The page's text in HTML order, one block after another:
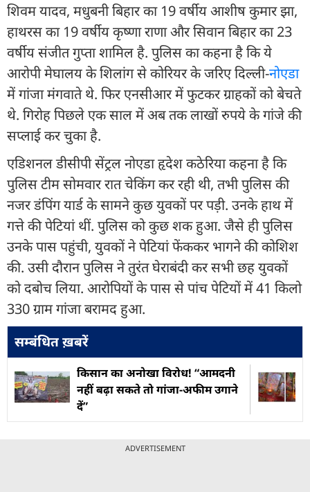
शिवम यादव, मधुबनी बिहार का 19 वर्षीय आशीष कुमार झा,
हाथरस का 19 वर्षीय कृष्णा राणा और सिवान बिहार का 23
वर्षीय संजीत गुप्ता शामिल है. पुलिस का कहना है कि ये
आरोपी मेघालय के शिलांग से कोरियर के जरिए दिल्ली-नोएडा
में गांजा मंगवाते थे. फिर एनसीआर में फुटकर ग्राहकों को बेचते
थे. गिरोह पिछले एक साल में अब तक लाखों रुपये के गांजे की
सप्लाई कर चुका है.
एडिशनल डीसीपी सेंट्रल नोएडा हृदेश कठेरिया कहना है कि
पुलिस टीम सोमवार रात चेकिंग कर रही थी, तभी पुलिस की
नजर डंपिंग यार्ड के सामने कुछ युवकों पर पड़ी. उनके हाथ में
गत्ते की पेटियां थीं. पुलिस को कुछ शक हुआ. जैसे ही पुलिस
उनके पास पहुंची, युवकों ने पेटियां फेंककर भागने की कोशिश
की. उसी दौरान पुलिस ने तुरंत घेराबंदी कर सभी छह युवकों
को दबोच लिया. आरोपियों के पास से पांच पेटियों में 41 किलो
330 ग्राम गांजा बरामद हुआ.
सम्बंधित ख़बरें
किसान का अनोखा विरोध! “आमदनी
नहीं बढ़ा सकते तो गांजा-अफीम उगाने
दें”
ADVERTISEMENT